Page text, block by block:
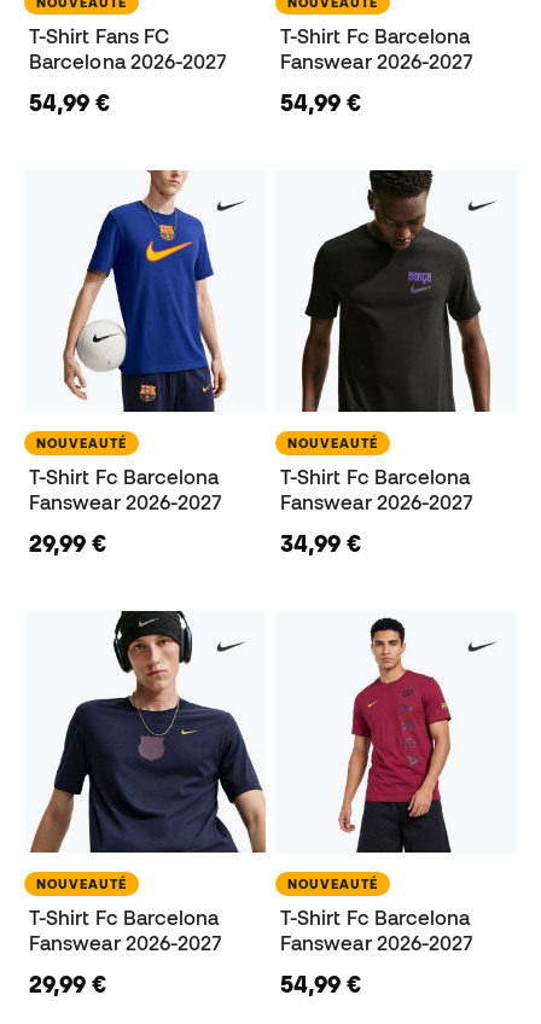
T-Shirt Fans FC
Barcelona 2026-2027
54,99 €
T-Shirt Fc Barcelona
Fanswear 2026-2027
54,99 €
NOUVEAUTÉ
T-Shirt Fc Barcelona
Fanswear 2026-2027
29,99 €
NOUVEAUTÉ
T-Shirt Fc Barcelona
Fanswear 2026-2027
34,99 €
NOUVEAUTÉ
T-Shirt Fc Barcelona
Fanswear 2026-2027
29,99 €
NOUVEAUTÉ
T-Shirt Fc Barcelona
Fanswear 2026-2027
54,99 €